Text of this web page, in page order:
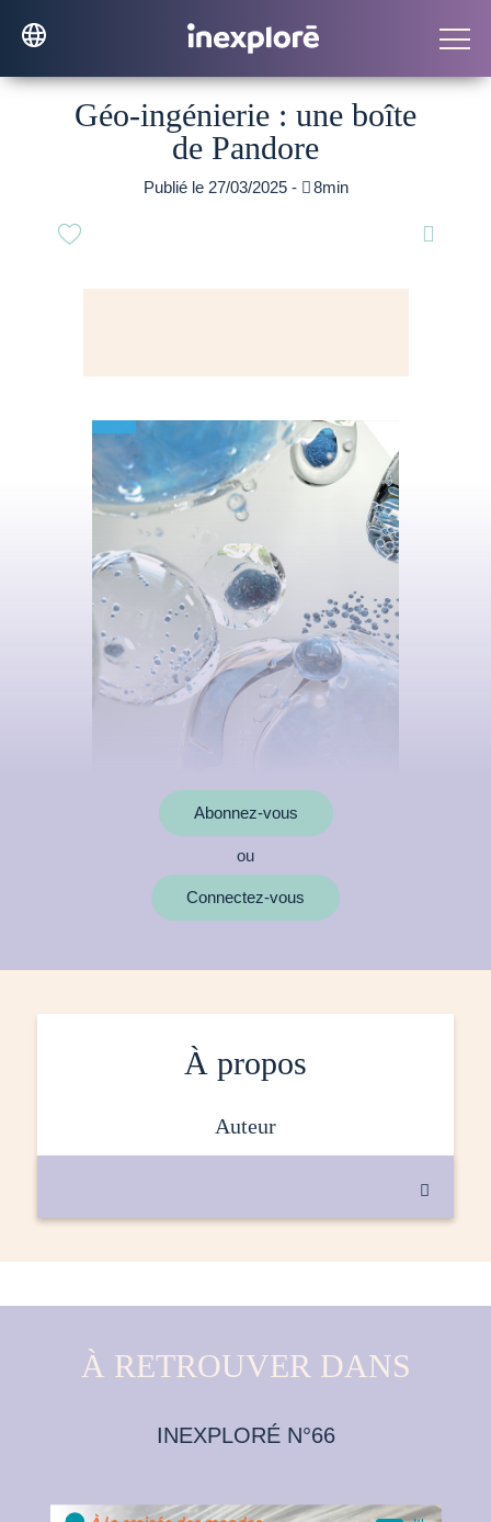
Géo-ingénierie : une boîte
de Pandore
Publié le 27/03/2025 - 8min

Abonnez-vous
ou
Connectez-vous
À propos
auteur

À RETROUVER DANS
INEXPLORÉ N°66